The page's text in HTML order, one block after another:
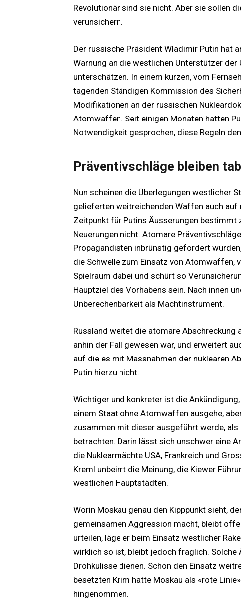
Revolutionär sind sie nicht. Aber sie sollen
verunsichern.
Der russische Präsident Wladimir Putin hat
Warnung an die westlichen Unterstützer der
unterschätzen. In einem kurzen, vom
tagenden Ständigen Kommission des
Modifikationen an der russischen
Atomwaffen. Seit einigen Monaten hatten
Notwendigkeit gesprochen, diese Regeln
Präventivschläge bleiben
Nun scheinen die Überlegungen westlicher
gelieferten weitreichenden Waffen auch
Zeitpunkt für Putins Äusserungen bestimmt
Neuerungen nicht. Atomare
Propagandisten inbrünstig gefordert
die Schwelle zum Einsatz von Atomwaffen,
Spielraum dabei und schürt so
Hauptziel des Vorhabens sein. Nach innen
Unberechenbarkeit als Machtinstrument.
Russland weitet die atomare Abschreckung
anhin der Fall gewesen war, und erweitert
auf die es mit Massnahmen der nuklearen
Putin hierzu nicht.
Wichtiger und konkreter ist die
einem Staat ohne Atomwaffen ausgehe,
zusammen mit dieser ausgeführt werde,
betrachten. Darin lässt sich unschwer eine
die Nuklearmächte USA, Frankreich und
Kreml unbeirrt die Meinung, die Kiewer
westlichen Hauptstädten.
Worin Moskau genau den Kipppunkt sieht,
gemeinsamen Aggression macht, bleibt
urteilen, läge er beim Einsatz westlicher
wirklich so ist, bleibt jedoch fraglich.
Drohkulisse dienen. Schon den Einsatz
besetzten Krim hatte Moskau als «rote
hingenommen.